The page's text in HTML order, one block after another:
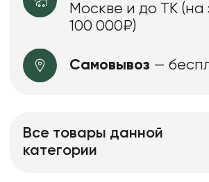
Москве и до ТК (на
100 000₽)
Самовывоз —
Все товары данной
категории